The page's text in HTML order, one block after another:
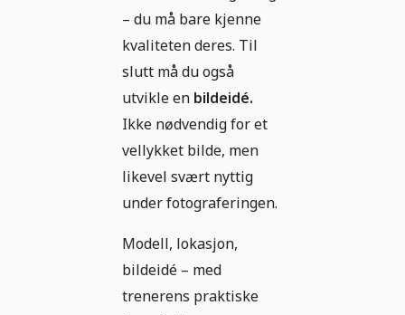
– du må bare kjenne
kvaliteten deres. Til
slutt må du også
utvikle en bildeidé.
Ikke nødvendig for et
vellykket bilde, men
likevel svært nyttig
under fotograferingen.
Modell, lokasjon,
bildeidé – med
trenerens praktiske